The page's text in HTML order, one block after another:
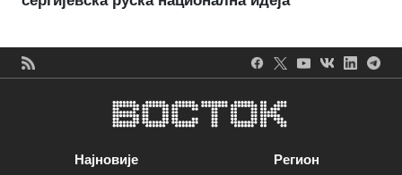
Најновије
Регион